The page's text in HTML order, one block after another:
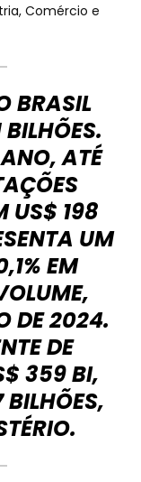
Comércio e
BRASIL
ATÉ
US$ 198
UM
EM
DE 2024.
DE
359 BI,